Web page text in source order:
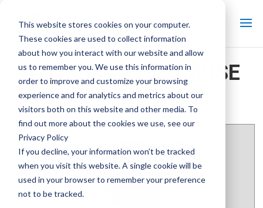
This website stores cookies on your computer.
These cookies are used to collect information
about how you interact with our website and allow
us to remember you. We use this information in
order to improve and customize your browsing
experience and for analytics and metrics about our
visitors both on this website and other media. To
find out more about the cookies we use, see our
Privacy Policy
If you decline, your information won’t be tracked
when you visit this website. A single cookie will be
used in your browser to remember your preference
not to be tracked.
NX CROSSFLOW-DÜSE
KÜHLTURMTEILE
Marke:Marley| Produktart:Kühlturmdüsen und -ventile